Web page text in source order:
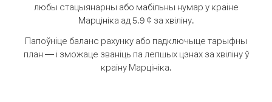
любы стацыянарны або мабільны нумар у краіне
Марцініка ад 5.9 ¢ за хвіліну.
Папоўніце баланс рахунку або падключыце тарыфны
план — і зможаце званіць па лепшых цэнах за хвіліну ў
краіну Марцініка.